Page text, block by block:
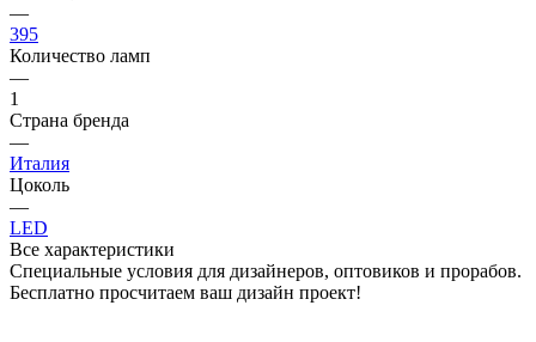
—
395
Количество ламп
—
1
Страна бренда
—
Италия
Цоколь
—
LED
Все характеристики
Специальные условия для дизайнеров, оптовиков и прорабов.
Бесплатно просчитаем ваш дизайн проект!